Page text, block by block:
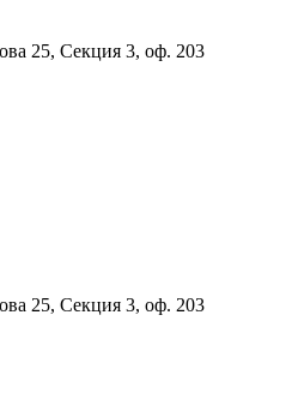
25, Секция 3, оф. 203
25, Секция 3, оф. 203